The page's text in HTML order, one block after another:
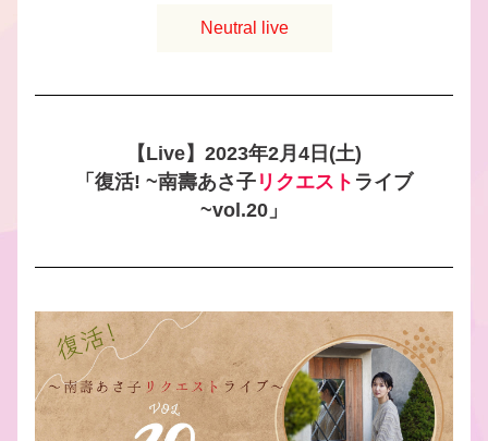
Neutral live
【Live】2023年2月4日(土)
「復活! ~南壽あさ子 リクエスト ライブ
~vol.20」